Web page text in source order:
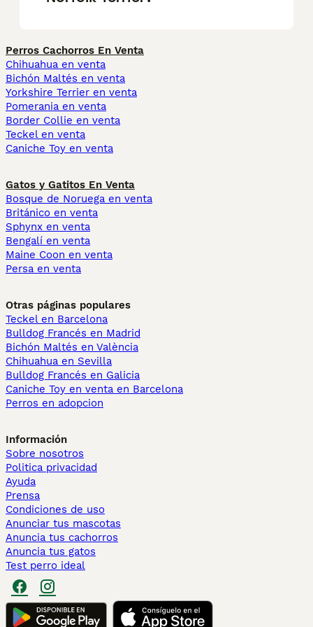
Perros Cachorros En Venta
Chihuahua en venta
Bichón Maltés en venta
Yorkshire Terrier en venta
Pomerania en venta
Border Collie en venta
Teckel en venta
Caniche Toy en venta
Gatos y Gatitos En Venta
Bosque de Noruega en venta
Británico en venta
Sphynx en venta
Bengalí en venta
Maine Coon en venta
Persa en venta
Otras páginas populares
Teckel en Barcelona
Bulldog Francés en Madrid
Bichón Maltés en València
Chihuahua en Sevilla
Bulldog Francés en Galicia
Caniche Toy en venta en Barcelona
Perros en adopcion
Información
Sobre nosotros
Politica privacidad
Ayuda
Prensa
Condiciones de uso
Anunciar tus mascotas
Anuncia tus cachorros
Anuncia tus gatos
Test perro ideal